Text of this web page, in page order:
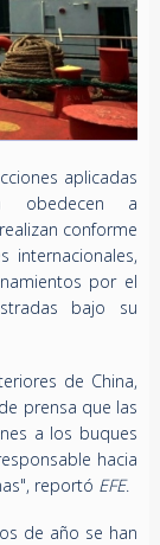
aplicadas
obedecen a
conforme
internacionales,
por el
bajo su
de China,
prensa que las
a los buques
hacia
reportó EFE.
de año se han